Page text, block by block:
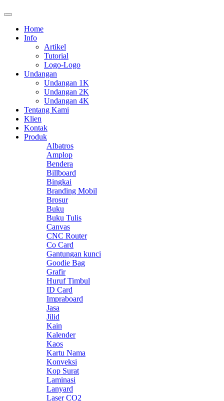
Home
Info
Artikel
Tutorial
Logo-Logo
Undangan
Undangan 1K
Undangan 2K
Undangan 4K
Tentang Kami
Klien
Kontak
Produk
Albatros
Amplop
Bendera
Billboard
Bingkai
Branding Mobil
Brosur
Buku
Buku Tulis
Canvas
CNC Router
Co Card
Gantungan kunci
Goodie Bag
Grafir
Huruf Timbul
ID Card
Impraboard
Jasa
Jilid
Kain
Kalender
Kaos
Kartu Nama
Konveksi
Kop Surat
Laminasi
Lanyard
Laser CO2